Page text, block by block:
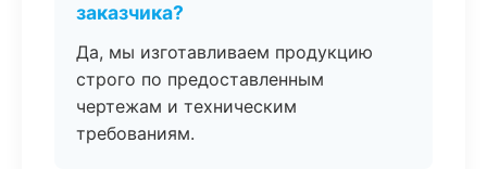
заказчика?
Да, мы изготавливаем продукцию
строго по предоставленным
чертежам и техническим
требованиям.